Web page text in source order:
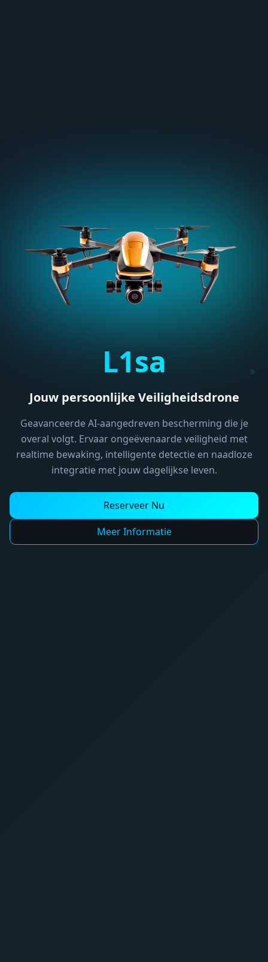
L1sa
Jouw persoonlijke Veiligheidsdrone
Geavanceerde AI-aangedreven bescherming die je
overal volgt. Ervaar ongeëvenaarde veiligheid met
realtime bewaking, intelligente detectie en naadloze
integratie met jouw dagelijkse leven.
Reserveer Nu
Meer Informatie